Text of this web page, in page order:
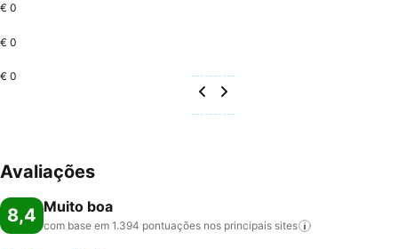
€ 0
€ 0
€ 0
Avaliações
8,4 Muito boa
com base em 1.394 pontuações nos principais sites